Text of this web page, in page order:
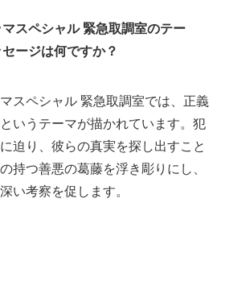
スペシャル 緊急取調室のテー
ージは何ですか？
スペシャル 緊急取調室では、正義
いうテーマが描かれています。犯
迫り、彼らの真実を探し出すこと
持つ善悪の葛藤を浮き彫りにし、
い考察を促します。